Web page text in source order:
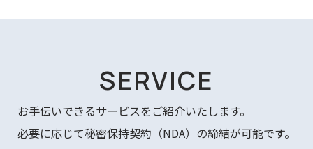
SERVICE
お手伝いできるサービスをご紹介いたします。
必要に応じて秘密保持契約（NDA）の締結が可能です。